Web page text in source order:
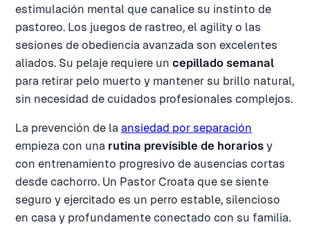
estimulación mental que canalice su instinto de
pastoreo. Los juegos de rastreo, el agility o las
sesiones de obediencia avanzada son excelentes
aliados. Su pelaje requiere un cepillado semanal
para retirar pelo muerto y mantener su brillo natural,
sin necesidad de cuidados profesionales complejos.
La prevención de la ansiedad por separación
empieza con una rutina previsible de horarios y
con entrenamiento progresivo de ausencias cortas
desde cachorro. Un Pastor Croata que se siente
seguro y ejercitado es un perro estable, silencioso
en casa y profundamente conectado con su familia.